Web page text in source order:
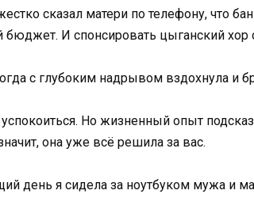
сказал матери по телефону, что
бюджет. И спонсировать цыганский
с глубоким надрывом вздохнула и
Но жизненный опыт
она уже всё решила за вас.
день я сидела за ноутбуком мужа и